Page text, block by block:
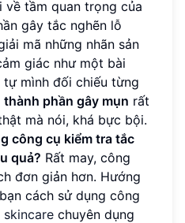
về tầm quan trọng của
gây tắc nghẽn lỗ
mã những nhãn sản
giác như một bài
mình đối chiếu từng
thành phần gây mụn rất
mà nói, khá bực bội.
công cụ kiểm tra tắc
quả? Rất may, công
đơn giản hơn. Hướng
cách sử dụng công
skincare chuyên dụng